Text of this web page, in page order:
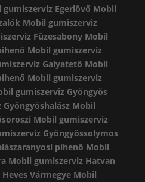
gumiszerviz Egerlövő Mobil
Mobil gumiszerviz
Füzesabony Mobil
Mobil gumiszerviz
Galyatető Mobil
Mobil gumiszerviz
gumiszerviz Gyöngyös
Mobil
Mobil gumiszerviz
Gyöngyössolymos
pihenő Mobil
Mobil gumiszerviz Hatvan
Vármegye Mobil